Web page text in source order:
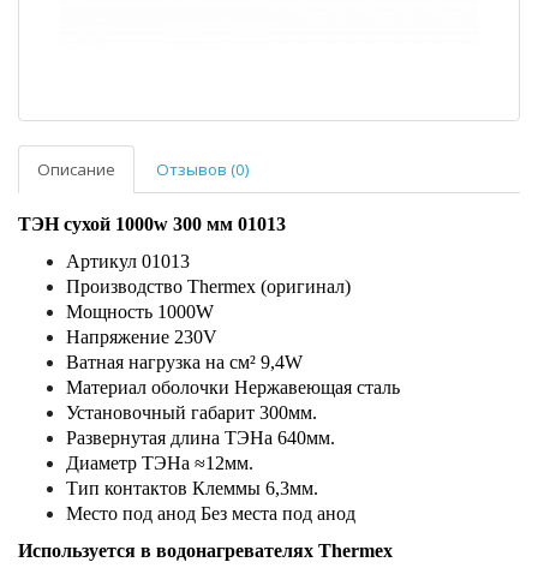
Описание Отзывов (0)
ТЭН сухой 1000w 300 мм 01013
Артикул 01013
Производство Thermex (оригинал)
Мощность 1000W
Напряжение 230V
Ватная нагрузка на см² 9,4W
Материал оболочки Нержавеющая сталь
Установочный габарит 300мм.
Развернутая длина ТЭНа 640мм.
Диаметр ТЭНа ≈12мм.
Тип контактов Клеммы 6,3мм.
Место под анод Без места под анод
Используется в водонагревателях Thermex